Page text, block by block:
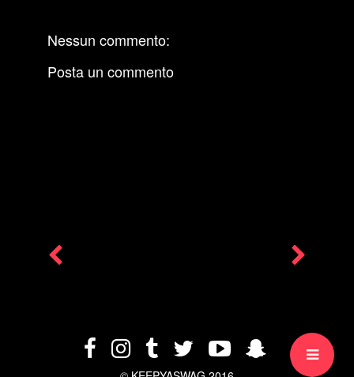
Nessun commento:
Posta un commento